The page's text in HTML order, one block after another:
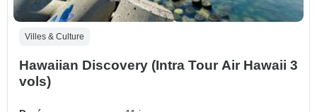
Villes & Culture
Hawaiian Discovery (Intra Tour Air Hawaii 3
vols)